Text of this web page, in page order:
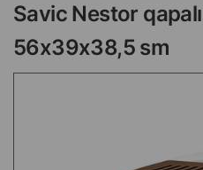
Savic Nestor
56x39x38,5 sm